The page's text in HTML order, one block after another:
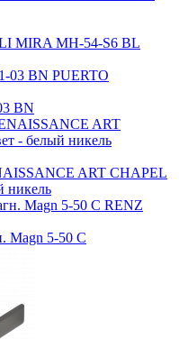
MIRA MH-54-S6 BL
BN
ART CHAPEL
никель
Magn 5-50 C